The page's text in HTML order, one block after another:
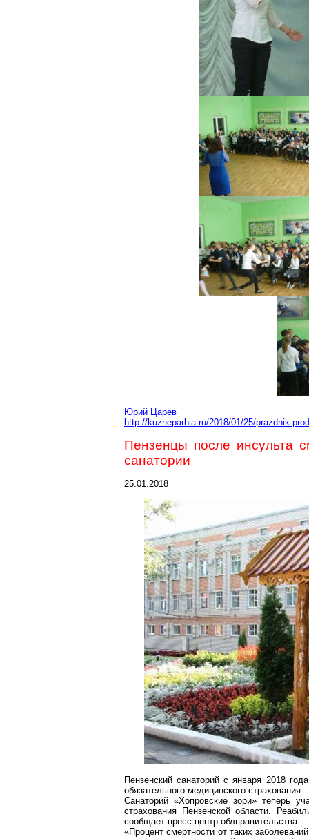
Юрий Царёв
http://kuzneparhia.ru/2018/01/25/prazdnik-
Пензенцы после инсульта
санатории
25.01.2018
Пензенский санаторий с января 2018
обязательного медицинского страхования.
Санаторий «Хопровские зори» теперь
страхования Пензенской области.
сообщает пресс-центр облправительства.
«Процент смертности от таких